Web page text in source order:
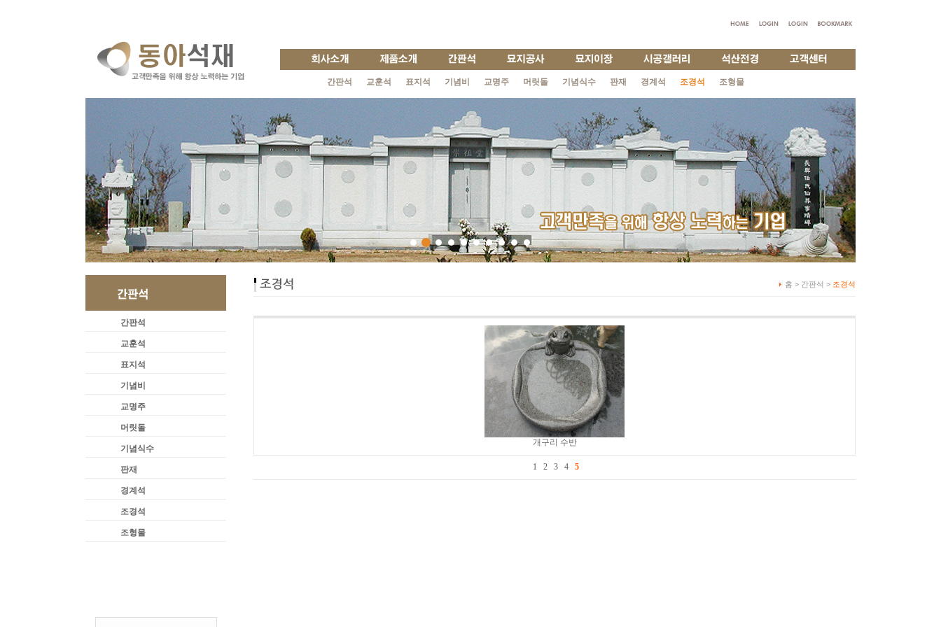
간판석 교훈석 표지석 기념비 교명주 머릿돌 기념식수 판재 경계석 조경석 조형물
간판석
교훈석
표지석
기념비
교명주
머릿돌
기념식수
판재
경계석
조경석
조형물
홈 > 간판석 > 조경석
개구리 수반
1 2 3 4 5